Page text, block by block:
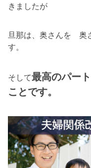
きましたが
旦那は、奥さんを 奥
す。
そして最高のパー
ことです。